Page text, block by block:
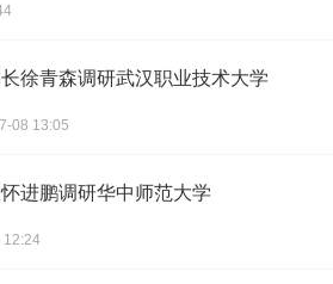
徐青森调研武汉职业技术大学
08 13:05
进鹏调研华中师范大学
12:24